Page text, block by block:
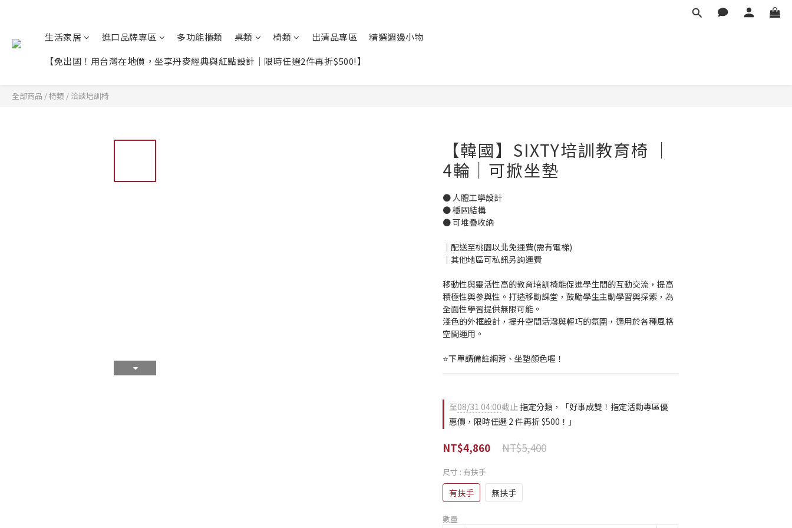
生活家居 進口品牌專區 多功能櫃類 桌類 椅類 出清品專區
精選週邊小物
【免出國！用台灣在地價，坐享丹麥經典與紅點設計｜限時任選2件再折$500!】
全部商品 /椅類 / 洽談培訓椅
【韓國】SIXTY培訓教育椅 ｜
4輪｜可掀坐墊
● 人體工學設計
● 穩固結構
● 可堆疊收納
｜配送至桃園以北免運費(需有電梯)
｜其他地區可私訊另詢運費
移動性與靈活性高的教育培訓椅能促進學生間的互動交流，提高
積極性與參與性。打造移動課堂，鼓勵學生主動學習與探索，為
全面性學習提供無限可能。
淺色的外框設計，提升空間活潑與輕巧的氛圍，適用於各種風格
空間運用。
⭐️下單請備註網背、坐墊顏色喔！
至08/31 04:00截止 指定分類，「好事成雙！指定活動專區優
惠價，限時任選 2 件再折 $500！」
NT$5,400
NT$4,860
尺寸 : 有扶手
有扶手 無扶手
數量